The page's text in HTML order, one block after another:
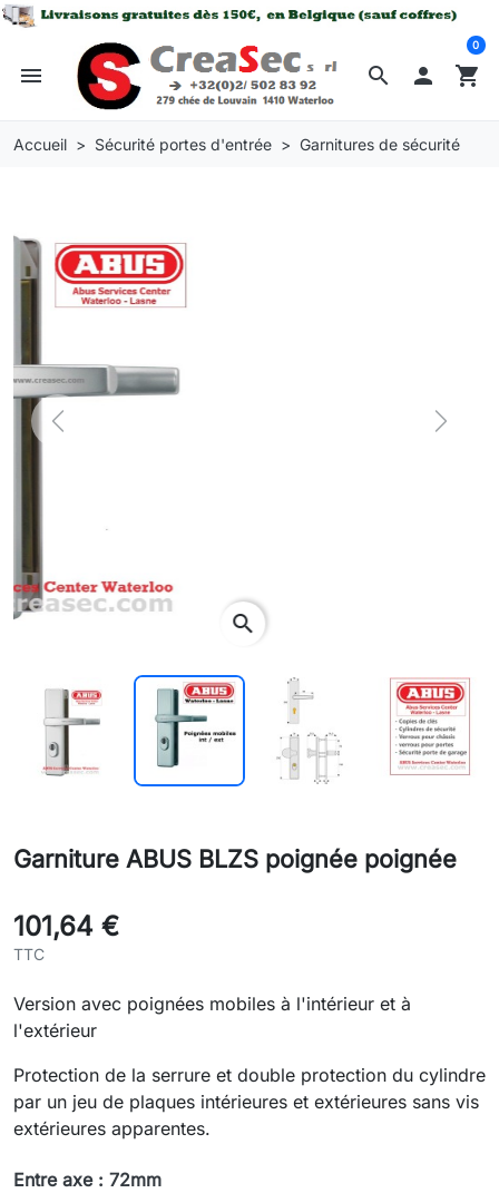
search
menu  shopping_cart
0
Accueil Sécurité portes d'entrée Garnitures de sécurité
Previous Next
Garniture ABUS BLZS poignée poignée
101,64 €
TTC
Version avec poignées mobiles à l'intérieur et à
l'extérieur
Protection de la serrure et double protection du cylindre
par un jeu de plaques intérieures et extérieures sans vis
extérieures apparentes.
Entre axe : 72mm